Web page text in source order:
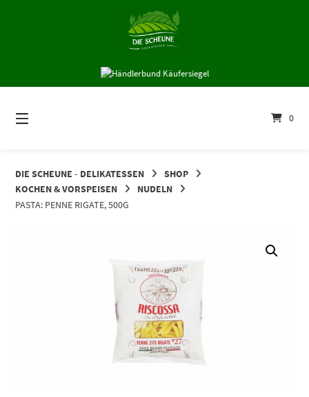
0
DIE SCHEUNE - DELIKATESSEN
SHOP
KOCHEN & VORSPEISEN
NUDELN
PASTA: PENNE RIGATE, 500G